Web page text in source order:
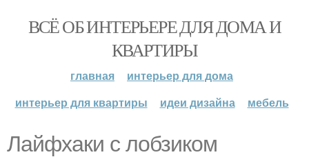
ВСЁ ОБ ИНТЕРЬЕРЕ ДЛЯ ДОМА И
КВАРТИРЫ
главная
интерьер для дома
интерьер для квартиры
идеи дизайна мебель
Лайфхаки с лобзиком